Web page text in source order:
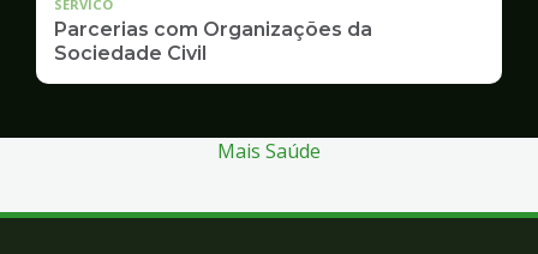
SERVICO
Parcerias com Organizações da
Sociedade Civil
Mais Saúde